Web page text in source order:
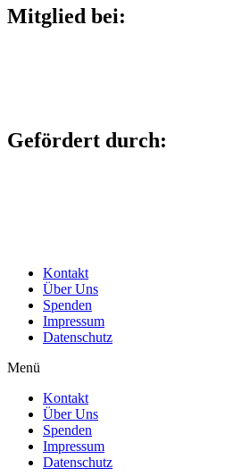
Mitglied bei:
Gefördert durch:
Kontakt
Über Uns
Spenden
Impressum
Datenschutz
Menü
Kontakt
Über Uns
Spenden
Impressum
Datenschutz